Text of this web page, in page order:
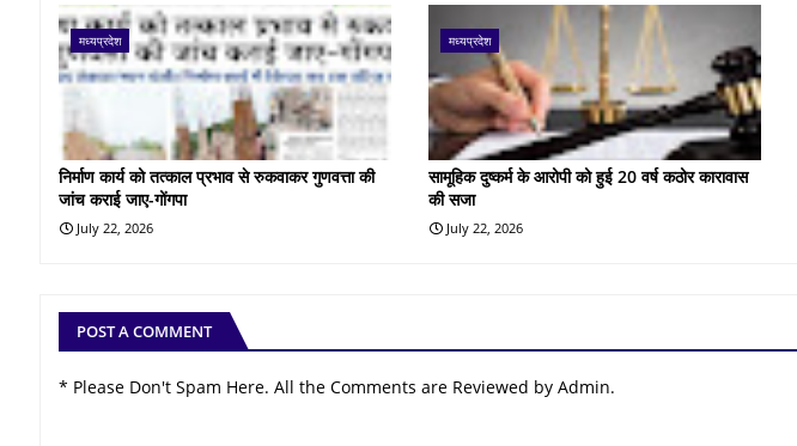
मध्यप्रदेश
निर्माण कार्य को तत्काल प्रभाव से रुकवाकर गुणवत्ता की
जांच कराई जाए-गोंगपा
July 22, 2026
मध्यप्रदेश
सामूहिक दुष्कर्म के आरोपी को हुई 20 वर्ष कठोर कारावास
की सजा
July 22, 2026
POST A COMMENT
* Please Don't Spam Here. All the Comments are Reviewed by Admin.